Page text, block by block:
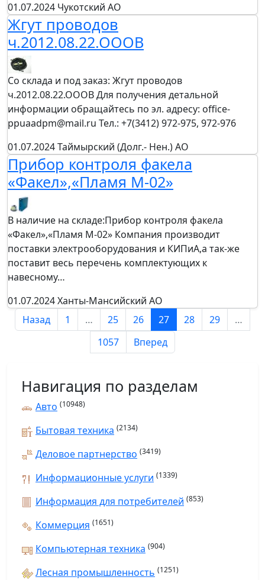
01.07.2024 Чукотский АО
Жгут проводов
ч.2012.08.22.ОООВ
Со склада и под заказ: Жгут проводов
ч.2012.08.22.ОООВ Для получения детальной
информации обращайтесь по эл. адресу: office-
ppuaadpm@mail.ru Тел.: +7(3412) 972-975, 972-976
01.07.2024Таймырский (Долг.- Нен.) АО
Прибор контроля факела
«Факел»,«Пламя М-02»
В наличие на складе:Прибор контроля факела
«Факел»,«Пламя М-02» Компания производит
поставки электрооборудования и КИПиА,а так-же
поставит весь перечень комплектующих к
навесному…
01.07.2024Ханты-Мансийский АО
Назад
1 … 25 26 27 28 29
…
1057
Вперед
Навигация по разделам
Авто (10948)
Бытовая техника (2134)
Деловое партнерство (3419)
Информационные услуги (1339)
Информация для потребителей (853)
Коммерция (1651)
Компьютерная техника (904)
Лесная промышленность (1251)